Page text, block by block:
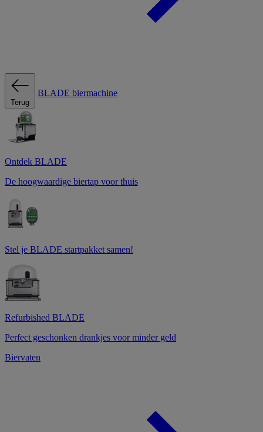
Terug
BLADE biermachine
Ontdek BLADE
De hoogwaardige biertap voor thuis
Stel je BLADE startpakket samen!
Refurbished BLADE
Perfect geschonken drankjes voor minder geld
Biervaten